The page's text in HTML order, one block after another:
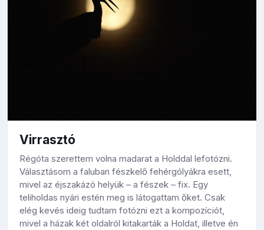
Virrasztó
Régóta szerettem volna madarat a Holddal lefotózni.
Választásom a faluban fészkelő fehérgólyákra esett,
mivel az éjszakázó helyük – a fészek – fix. Egy
teliholdas nyári estén meg is látogattam őket. Csak
elég kevés ideig tudtam fotózni ezt a kompozíciót,
mivel a házak két oldalról kitakarták a Holdat, illetve én